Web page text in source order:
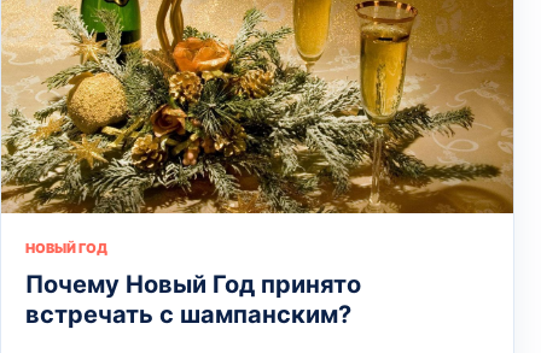
НОВЫЙ ГОД
Почему Новый Год принято
встречать с шампанским?